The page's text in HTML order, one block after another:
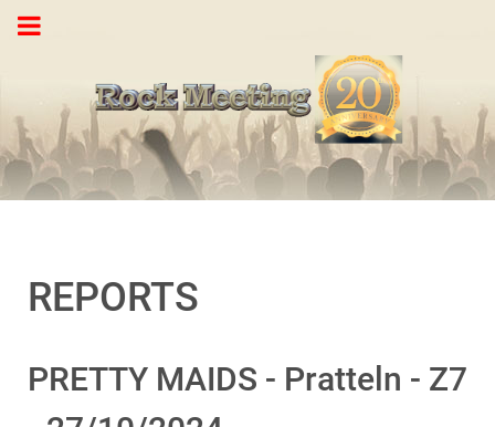
REPORTS
PRETTY MAIDS - Pratteln - Z7